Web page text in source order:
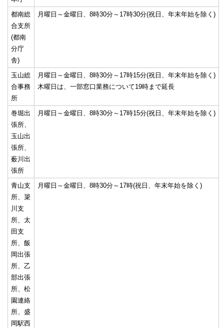
都南総
合支所
(都南
分庁
舎)
月曜日～金曜日、8時30分～17時30分(祝日、年末年始を除く)
玉山総
合事務
所
月曜日～金曜日、8時30分～17時15分(祝日、年末年始を除く)
木曜日は、一部窓口業務について19時まで延長
巻堀出
張所、
玉山出
張所、
薮川出
張所
月曜日～金曜日、8時30分～17時15分(祝日、年末年始を除く)
青山支
所、簗
川支
所、太
田支
所、飯
岡出張
所、乙
部出張
所、松
園連絡
所、盛
岡駅西
月曜日～金曜日、8時30分～17時(祝日、年末年始を除く)